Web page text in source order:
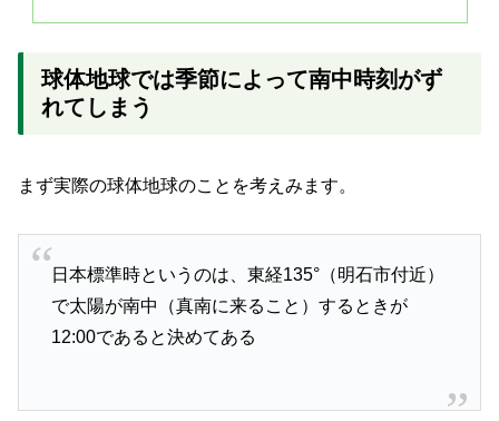
球体地球では季節によって南中時刻がず
れてしまう
まず実際の球体地球のことを考えみます。
日本標準時というのは、東経135°（明石市付近）
で太陽が南中（真南に来ること）するときが
12:00であると決めてある